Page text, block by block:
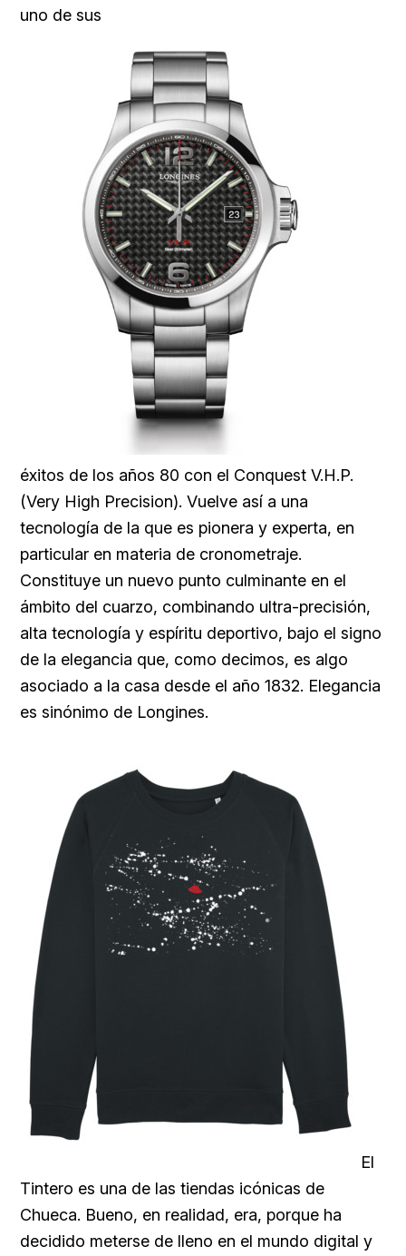
uno de sus
éxitos de los años 80 con el Conquest V.H.P.
(Very High Precision). Vuelve así a una
tecnología de la que es pionera y experta, en
particular en materia de cronometraje.
Constituye un nuevo punto culminante en el
ámbito del cuarzo, combinando ultra-precisión,
alta tecnología y espíritu deportivo, bajo el signo
de la elegancia que, como decimos, es algo
asociado a la casa desde el año 1832. Elegancia
es sinónimo de Longines.
El
Tintero es una de las tiendas icónicas de
Chueca. Bueno, en realidad, era, porque ha
decidido meterse de lleno en el mundo digital y